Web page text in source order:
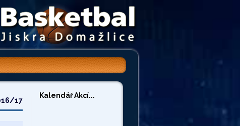
17
Kalendář Akcí...